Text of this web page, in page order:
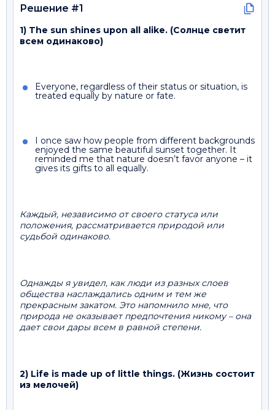
Решение #1
1) The sun shines upon all alike. (Солнце светит
всем одинаково)
Everyone, regardless of their status or situation, is
treated equally by nature or fate.
I once saw how people from different backgrounds
enjoyed the same beautiful sunset together. It
reminded me that nature doesn’t favor anyone – it
gives its gifts to all equally.
Каждый, независимо от своего статуса или
положения, рассматривается природой или
судьбой одинаково.
Однажды я увидел, как люди из разных слоев
общества наслаждались одним и тем же
прекрасным закатом. Это напомнило мне, что
природа не оказывает предпочтения никому – она
дает свои дары всем в равной степени.
2) Life is made up of little things. (Жизнь состоит
из мелочей)